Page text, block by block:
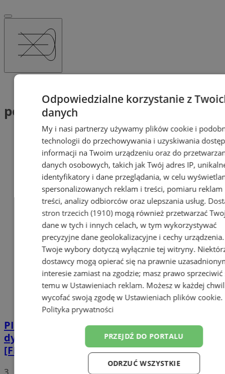
pożar 2026 (1)
PILNE: Potężny pożar hali w Gliwicach! Słup
dymu widoczny jest z wielu kilometrów
[FILM]
Odpowiedzialne korzystanie z
danych
My i nasi partnerzy używamy plików cookie i
technologii do przechowywania i uzyskiwania
informacji na Twoim urządzeniu oraz do
danych osobowych, takich jak Twój adres IP,
identyfikatory i dane przeglądania, w celu
spersonalizowanych reklam i treści, pomiaru reklam
treści, analizy odbiorców oraz ulepszania usług.
stron trzecich (1910)mogą również przetwarzać
dane w tych i innych celach, w tym wykorzystywać
precyzyjne dane geolokalizacyjne i cechy urządzenia.
Twoje wybory dotyczą wyłącznie tej witryny.
dostawcy mogą opierać się na prawnie
interesie zamiast na zgodzie; masz prawo sprzeciwić
temu w Ustawieniach reklam. Możesz w każdej
wycofać swoją zgodę w Ustawieniach plików cookie.
Polityka prywatności
PRZEJDŹ DO PORTALU
ODRZUĆ WSZYSTKIE